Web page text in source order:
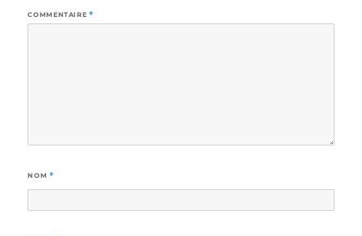
COMMENTAIRE *
NOM *